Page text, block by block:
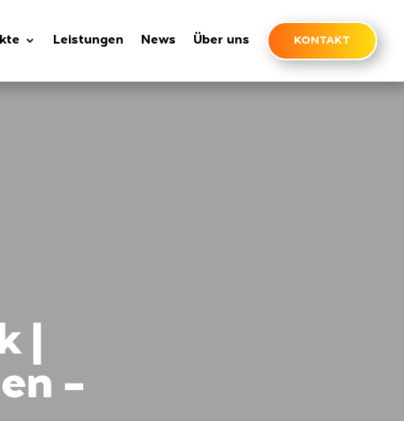
Leistungen News Über uns KONTAKT
|
-